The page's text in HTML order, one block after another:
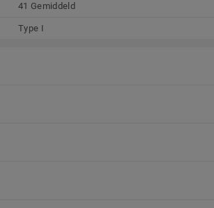
41 Gemiddeld
Type I